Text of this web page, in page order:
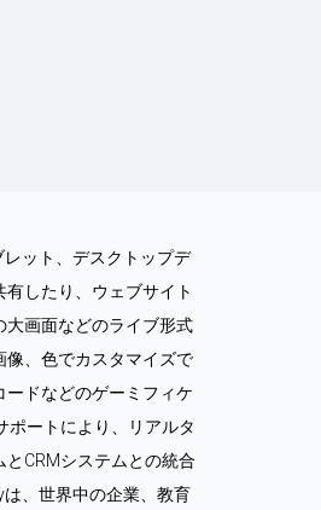
ット、デスクトップデ
したり、ウェブサイト
大画面などのライブ形式
像、色でカスタマイズで
ドなどのゲーミフィケ
ポートにより、リアルタ
CRMシステムとの統合
、世界中の企業、教育